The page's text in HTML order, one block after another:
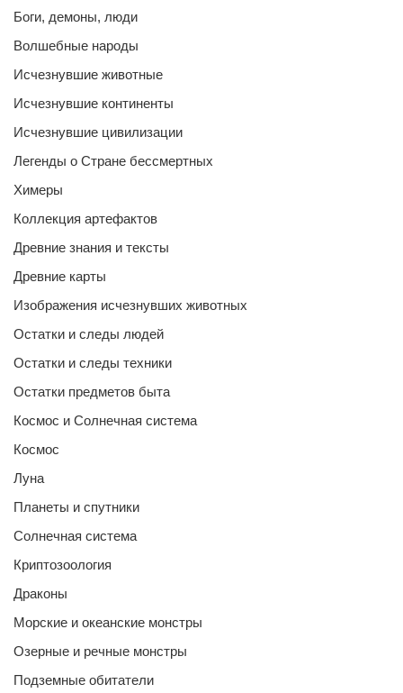
Боги, демоны, люди
Волшебные народы
Исчезнувшие животные
Исчезнувшие континенты
Исчезнувшие цивилизации
Легенды о Стране бессмертных
Химеры
Коллекция артефактов
Древние знания и тексты
Древние карты
Изображения исчезнувших животных
Остатки и следы людей
Остатки и следы техники
Остатки предметов быта
Космос и Солнечная система
Космос
Луна
Планеты и спутники
Солнечная система
Криптозоология
Драконы
Морские и океанские монстры
Озерные и речные монстры
Подземные обитатели